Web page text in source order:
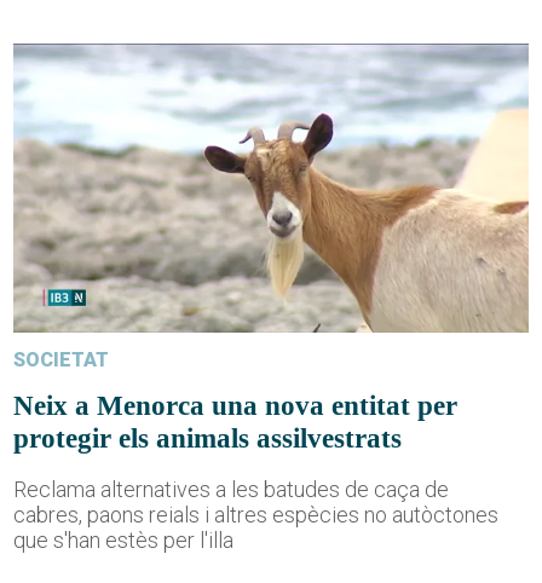
SOCIETAT
Neix a Menorca una nova entitat per
protegir els animals assilvestrats
Reclama alternatives a les batudes de caça de
cabres, paons reials i altres espècies no autòctones
que s'han estès per l'illa